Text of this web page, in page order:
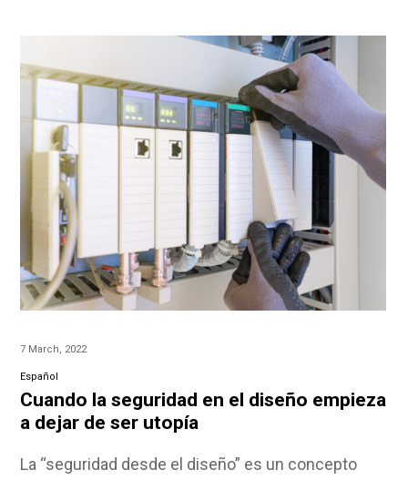
7 March, 2022
Español
Cuando la seguridad en el diseño empieza
a dejar de ser utopía
La “seguridad desde el diseño” es un concepto